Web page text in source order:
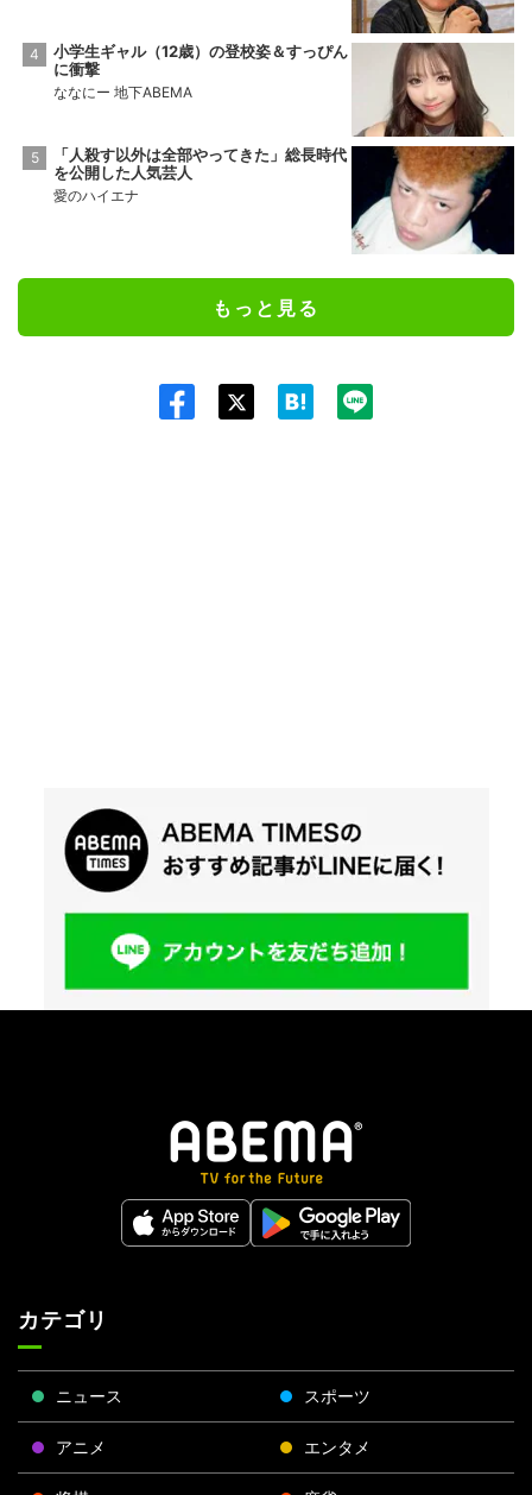
小学生ギャル（12歳）の登校姿＆すっぴん
に衝撃
ななにー 地下ABEMA
「人殺す以外は全部やってきた」総長時代
を公開した人気芸人
愛のハイエナ
もっと見る
カテゴリ
ニュース スポーツ
アニメ エンタメ